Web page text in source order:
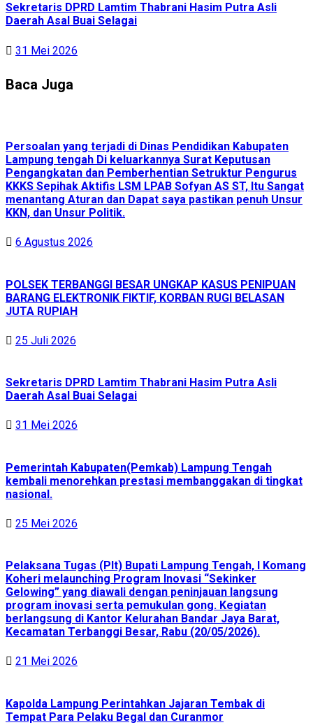
Sekretaris DPRD Lamtim Thabrani Hasim Putra Asli
Daerah Asal Buai Selagai
31 Mei 2026
Baca Juga
Persoalan yang terjadi di Dinas Pendidikan Kabupaten
Lampung tengah Di keluarkannya Surat Keputusan
Pengangkatan dan Pemberhentian Setruktur Pengurus
KKKS Sepihak Aktifis LSM LPAB Sofyan AS ST, Itu Sangat
menantang Aturan dan Dapat saya pastikan penuh Unsur
KKN, dan Unsur Politik.
6 Agustus 2026
POLSEK TERBANGGI BESAR UNGKAP KASUS PENIPUAN
BARANG ELEKTRONIK FIKTIF, KORBAN RUGI BELASAN
JUTA RUPIAH
25 Juli 2026
Sekretaris DPRD Lamtim Thabrani Hasim Putra Asli
Daerah Asal Buai Selagai
31 Mei 2026
Pemerintah Kabupaten(Pemkab) Lampung Tengah
kembali menorehkan prestasi membanggakan di tingkat
nasional.
25 Mei 2026
Pelaksana Tugas (Plt) Bupati Lampung Tengah, I Komang
Koheri melaunching Program Inovasi “Sekinker
Gelowing” yang diawali dengan peninjauan langsung
program inovasi serta pemukulan gong. Kegiatan
berlangsung di Kantor Kelurahan Bandar Jaya Barat,
Kecamatan Terbanggi Besar, Rabu (20/05/2026).
21 Mei 2026
Kapolda Lampung Perintahkan Jajaran Tembak di
Tempat Para Pelaku Begal dan Curanmor